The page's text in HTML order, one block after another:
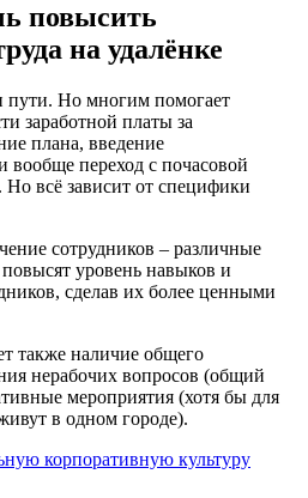
повысить
на удалёнке
пути. Но многим помогает
заработной платы за
плана, введение
вообще переход с почасовой
всё зависит от специфики
сотрудников – различные
уровень навыков и
сделав их более ценными
также наличие общего
нерабочих вопросов (общий
мероприятия (хотя бы для
в одном городе).
корпоративную культуру